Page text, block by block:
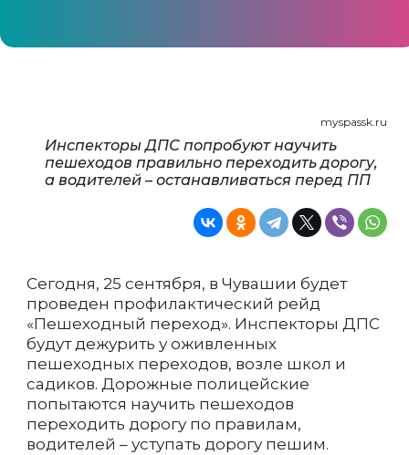
myspassk.ru
Инспекторы ДПС попробуют научить
пешеходов правильно переходить дорогу,
а водителей – останавливаться перед ПП
Сегодня, 25 сентября, в Чувашии будет
проведен профилактический рейд
«Пешеходный переход». Инспекторы ДПС
будут дежурить у оживленных
пешеходных переходов, возле школ и
садиков. Дорожные полицейские
попытаются научить пешеходов
переходить дорогу по правилам,
водителей – уступать дорогу пешим.